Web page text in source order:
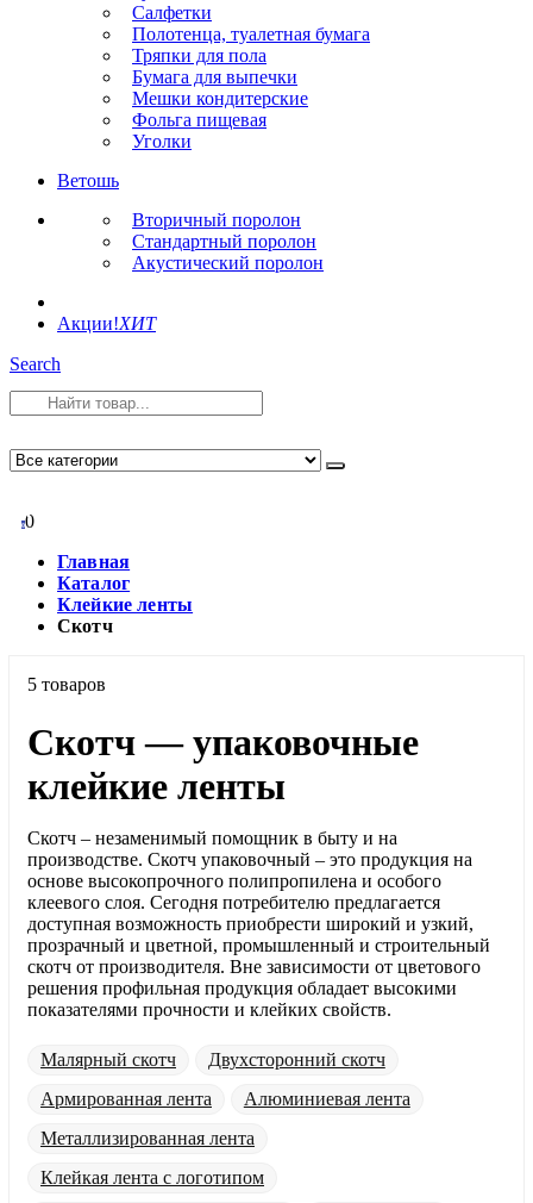
Салфетки
Полотенца, туалетная бумага
Тряпки для пола
Бумага для выпечки
Мешки кондитерские
Фольга пищевая
Уголки
Ветошь
Вторичный поролон
Стандартный поролон
Акустический поролон
Акции!ХИТ
Search
00
Главная
Каталог
Клейкие ленты
Скотч
5 товаров
Скотч — упаковочные
клейкие ленты
Скотч – незаменимый помощник в быту и на
производстве. Скотч упаковочный – это продукция на
основе высокопрочного полипропилена и особого
клеевого слоя. Сегодня потребителю предлагается
доступная возможность приобрести широкий и узкий,
прозрачный и цветной, промышленный и строительный
скотч от производителя. Вне зависимости от цветового
решения профильная продукция обладает высокими
показателями прочности и клейких свойств.
Малярный скотч
Двухсторонний скотч
Армированная лента
Алюминиевая лента
Металлизированная лента
Клейкая лента с логотипом